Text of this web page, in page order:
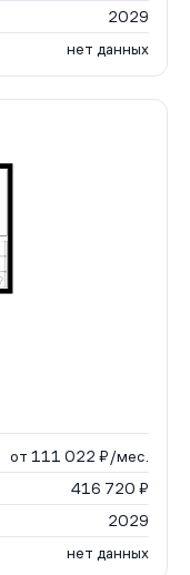
2029
нет данных
от 111 022 ₽/мес.
416 720 ₽
2029
нет данных